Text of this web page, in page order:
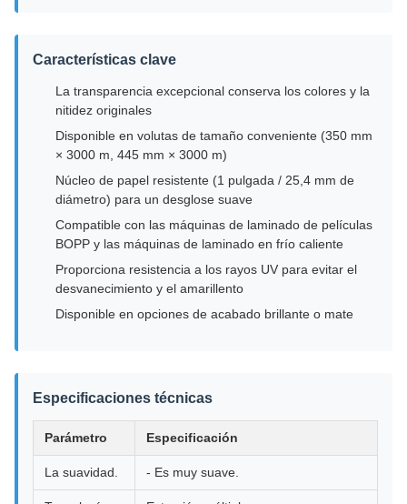
Características clave
La transparencia excepcional conserva los colores y la
nitidez originales
Disponible en volutas de tamaño conveniente (350 mm
× 3000 m, 445 mm × 3000 m)
Núcleo de papel resistente (1 pulgada / 25,4 mm de
diámetro) para un desglose suave
Compatible con las máquinas de laminado de películas
BOPP y las máquinas de laminado en frío caliente
Proporciona resistencia a los rayos UV para evitar el
desvanecimiento y el amarillento
Disponible en opciones de acabado brillante o mate
Especificaciones técnicas
Parámetro Especificación
La suavidad. - Es muy suave.